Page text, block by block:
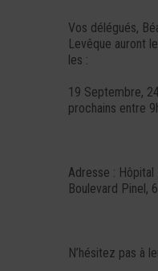
Vos délégués,
Levêque auront
les :
19 Septembre,
prochains entre
Adresse :
Boulevard Pinel,
N’hésitez pas à